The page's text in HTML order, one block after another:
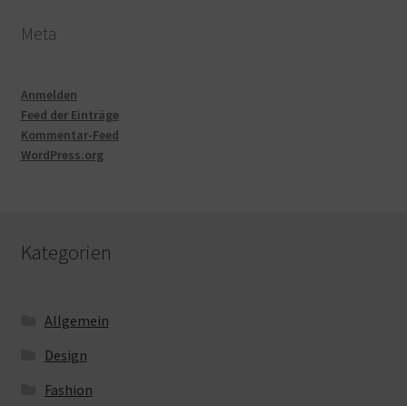
Meta
Anmelden
Feed der Einträge
Kommentar-Feed
WordPress.org
Kategorien
Allgemein
Design
Fashion